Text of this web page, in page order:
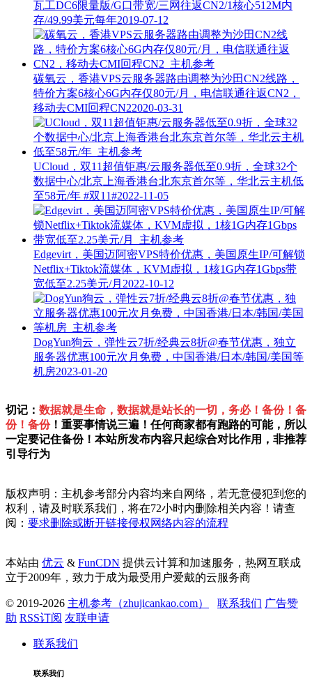
瓦工DC6限量版/G口带宽/三网往返CN2/1核心512M内
存/49.99美元每年2019-07-12
碳氧云，香港VPS云服务器路由调整为沙田CN2线路，
特价方案6核心6G内存仅80元/月，电信联通往返CN2，
移动去CMI回程CN22020-03-31
UCloud，双11超值钜惠/云服务器低至0.9折，全球32个
数据中心/北京上海香港台北东京首尔等，华北云主机低
至58元/年 #双11#2022-11-05
Edgevirt，美国迈阿密VPS特价优惠，美国原生IP/可解锁
Netflix+Tiktok流媒体，KVM虚拟，1核1G内存1Gbps带
宽低至2.25美元/月 2022-10-12
DogYun狗云，弹性云7折/经典云8折@春节优惠，独立
服务器优惠100元次月免费，中国香港/日本/韩国/美国等
机房2023-01-20
切记： 数据就是生命，数据就是站长的一切，务必！备份！备
份！备份！重要事情说三遍！任何商家都有跑路的可能，所以
一定要记住备份！本站所发布内容只起综合对比作用，非推荐
引导行为
版权声明：主机参考部分内容均来自网络，若无意侵犯到您的
权利，请及时联系我们，将在72小时内删除相关内容！请查
阅： 要求删除或断开链接侵权网络内容的流程
本站由 优云 & FunCDN 提供云计算和加速服务，热网互联成
立于2009年，致力于成为最受用户爱戴的云服务商
© 2019-2026 主机参考（zhujicankao.com） 联系我们 广告赞
助 RSS订阅 友联申请
联系我们
联系我们